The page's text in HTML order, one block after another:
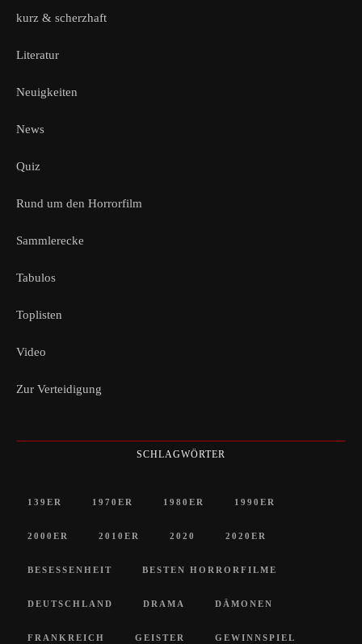
kurz & scherzhaft
Literatur
Neuigkeiten
News
Quiz
Rund um den Horrorfilm
Sammlerecke
Tabulos
Toplisten
Video
Zur Verteidigung
SCHLAGWÖRTER
139ER 1970ER 1980ER 1990ER
2000ER 2010ER 2020 2020ER
BESESSENHEIT BESTEN HORRORFILME
DEUTSCHLAND DRAMA DÄMONEN
FRANKREICH GEISTER GEWINNSPIEL